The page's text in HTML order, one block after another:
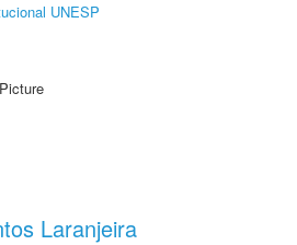
UNESP
Laranjeira